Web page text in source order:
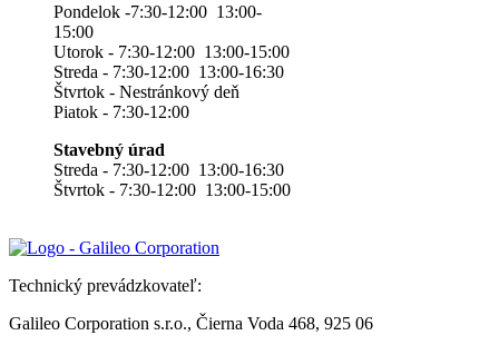
Pondelok -7:30-12:00 13:00-
15:00
Utorok - 7:30-12:00 13:00-15:00
Streda - 7:30-12:00 13:00-16:30
Štvrtok - Nestránkový deň
Piatok - 7:30-12:00
Stavebný úrad
Streda - 7:30-12:00 13:00-16:30
Štvrtok - 7:30-12:00 13:00-15:00
Technický prevádzkovateľ:
Galileo Corporation s.r.o., Čierna Voda 468, 925 06